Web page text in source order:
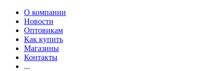
О компании
Новости
Оптовикам
Как купить
Магазины
Контакты
...